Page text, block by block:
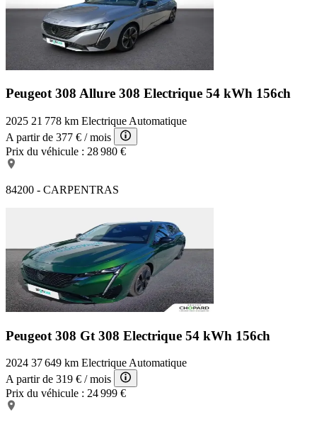
Peugeot 308 Allure 308 Electrique 54 kWh 156ch
2025 21 778 km Electrique Automatique
A partir de 377 € / mois
Prix du véhicule : 28 980 €
84200 - CARPENTRAS
Peugeot 308 Gt 308 Electrique 54 kWh 156ch
2024 37 649 km Electrique Automatique
A partir de 319 € / mois
Prix du véhicule : 24 999 €